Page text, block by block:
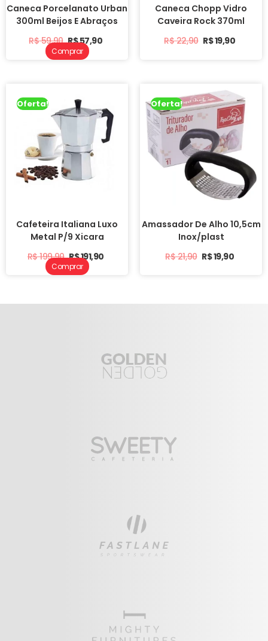
Caneca Porcelanato Urban
300ml Beijos E Abraços
R$59,90 R$57,90
Caneca Chopp Vidro
Caveira Rock 370ml
R$22,90 R$19,90
Comprar
Oferta!
Cafeteira Italiana Luxo
Metal P/9 Xicara
R$199,90 R$191,90
Oferta!
Amassador De Alho 10,5cm
Inox/plast
R$21,90 R$19,90
Comprar